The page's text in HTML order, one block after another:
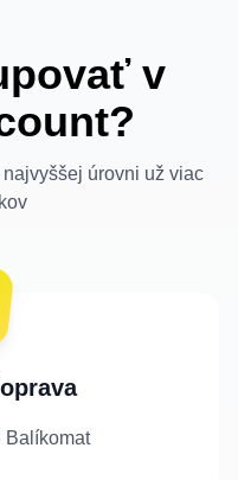
v
úrovni už viac
Balíkomat